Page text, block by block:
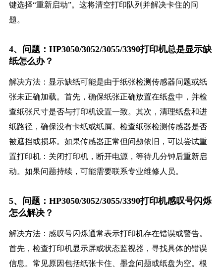
键选择“重新启动”。这将清空打印队列并解决卡住的问
题。
4、问题：HP3050/3052/3055/3390打印机总是显示缺
纸怎么办？
解决方法：显示缺纸可能是由于纸张检测传感器问题或纸
张未正确加载。首先，确保纸张正确放置在纸盘中，并检
查纸张尺寸是否与打印机设置一致。其次，清理纸盘和进
纸路径，确保没有卡纸或纸屑。检查纸张检测传感器是否
被遮挡或损坏。如果传感器正常但问题依旧，可以尝试重
置打印机：关闭打印机，断开电源，等待几分钟后重新启
动。如果问题持续，可能需要联系专业维修人员。
5、问题：HP3050/3052/3055/3390打印机感叹号闪烁
怎么解决？
解决方法：感叹号闪烁通常表示打印机存在错误或警告。
首先，检查打印机显示屏或状态监视器，寻找具体的错误
信息。常见原因包括纸张卡住、墨盒问题或纸盘为空。根